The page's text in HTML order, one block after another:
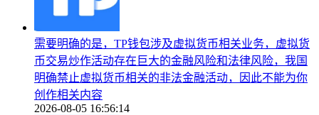
需要明确的是，TP钱包涉及虚拟货币相关业务，虚拟货
币交易炒作活动存在巨大的金融风险和法律风险，我国
明确禁止虚拟货币相关的非法金融活动，因此不能为你
创作相关内容
2026-08-05 16:56:14